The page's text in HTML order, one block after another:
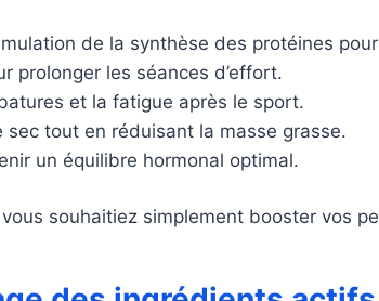
de la synthèse des protéines
prolonger les séances d’effort.
et la fatigue après le sport.
tout en réduisant la masse grasse.
un équilibre hormonal optimal.
souhaitiez simplement booster vos